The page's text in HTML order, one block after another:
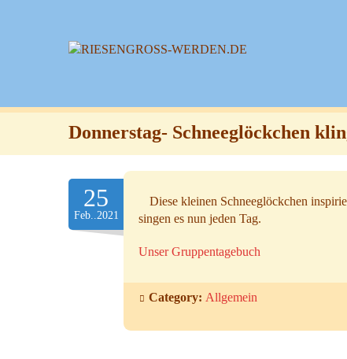
Donnerstag- Schneeglöckchen
25
Feb..2021
Diese kleinen Schneeglöckchen
singen es nun jeden Tag.
Unser Gruppentagebuch
Category: Allgemein